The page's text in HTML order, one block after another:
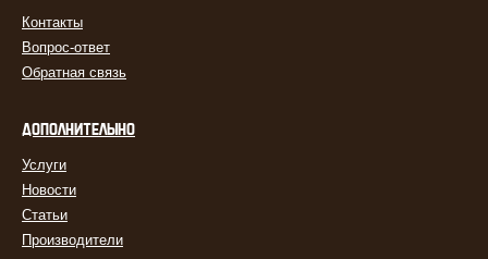
Контакты
Вопрос-ответ
Обратная связь
ДОПОЛНИТЕЛЬНО
Услуги
Новости
Статьи
Производители